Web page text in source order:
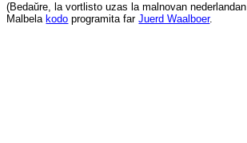
(Bedaŭre, la vortlisto uzas la malnovan nederlandan
Malbela kodo programita far Juerd Waalboer.